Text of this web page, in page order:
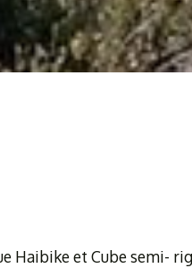
Haibike et Cube semi-